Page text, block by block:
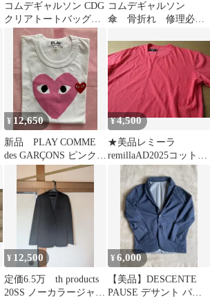
コムデギャルソン CDG
クリアトートバッグ
PVC ロゴ
コムデギャルソン
傘 骨折れ 修理必
¥ 12,650
新品 PLAY COMME
des GARÇONS ピンクハ
ート Tシャツ M
¥4,500
★美品レミーラ
remillaAD2025コットン
TシャツL
¥ 12,500
定価6.5万 th products
20SS ノーカラージャケ
¥6,000
【美品】DESCENTE
PAUSE デサント パッ